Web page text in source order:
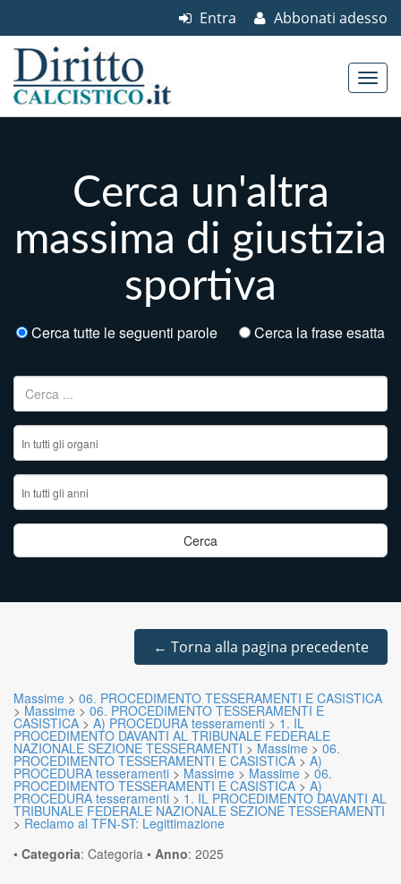
Abbonati adesso
Entra
Cerca un'altra
massima di giustizia
sportiva
Cerca tutte le seguenti parole Cerca la frase esatta
Ricerca per:
← Torna alla pagina precedente
Massime > 06. PROCEDIMENTO TESSERAMENTI E CASISTICA
> Massime > 06. PROCEDIMENTO TESSERAMENTI E
CASISTICA > A) PROCEDURA tesseramenti > 1. IL
PROCEDIMENTO DAVANTI AL TRIBUNALE FEDERALE
NAZIONALE SEZIONE TESSERAMENTI > Massime > 06.
PROCEDIMENTO TESSERAMENTI E CASISTICA > A)
PROCEDURA tesseramenti > Massime > Massime > 06.
PROCEDIMENTO TESSERAMENTI E CASISTICA > A)
PROCEDURA tesseramenti > 1. IL PROCEDIMENTO DAVANTI AL
TRIBUNALE FEDERALE NAZIONALE SEZIONE TESSERAMENTI
> Reclamo al TFN-ST: Legittimazione
• Categoria: Categoria • Anno: 2025